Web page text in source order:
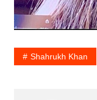
Shahrukh Khan